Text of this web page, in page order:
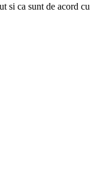
si ca sunt de acord cu